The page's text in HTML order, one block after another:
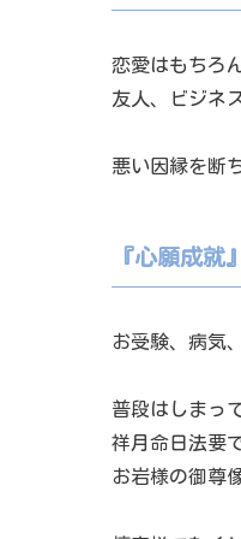
恋愛はもちろ
友人、ビジネ
悪い因縁を断
『心願成就』
お受験、病気
普段はしまっ
祥月命日法要
お岩様の御尊